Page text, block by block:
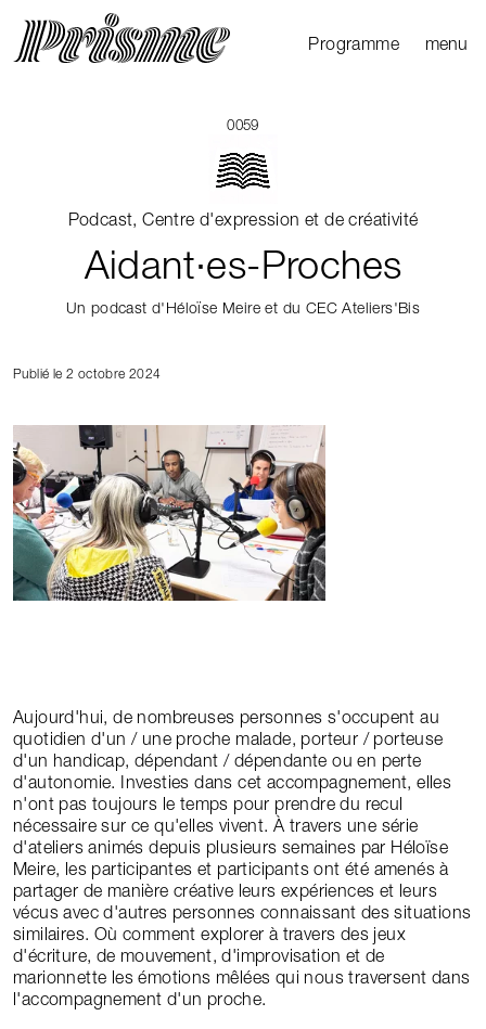
Programme
externes
Ouvrir
Fermer
menu
0059
Podcast, Centre d'expression et de créativité
Aidant∙es-Proches
Un podcast d'Héloïse Meire et du CEC Ateliers'Bis
Publié le 2 octobre 2024
Aujourd'hui, de nombreuses personnes s'occupent au
quotidien d'un / une proche malade, porteur / porteuse
d'un handicap, dépendant / dépendante ou en perte
d'autonomie. Investies dans cet accompagnement, elles
n'ont pas toujours le temps pour prendre du recul
nécessaire sur ce qu'elles vivent. À travers une série
d'ateliers animés depuis plusieurs semaines par Héloïse
Meire, les participantes et participants ont été amenés à
partager de manière créative leurs expériences et leurs
vécus avec d'autres personnes connaissant des situations
similaires. Où comment explorer à travers des jeux
d'écriture, de mouvement, d'improvisation et de
marionnette les émotions mêlées qui nous traversent dans
l'accompagnement d'un proche.